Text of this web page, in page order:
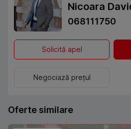
Nicoara
068111750
Solicită apel
Negociază prețul
Oferte similare